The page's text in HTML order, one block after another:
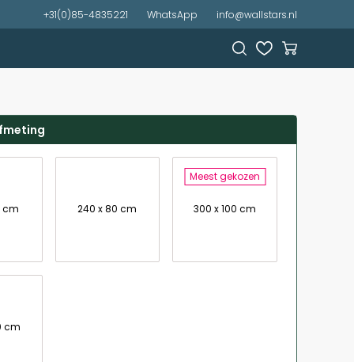
+31(0)85-4835221 WhatsApp info@wallstars.nl
cm 240 x 80 cm
Meest gekozen
300 x 100 cm
cm